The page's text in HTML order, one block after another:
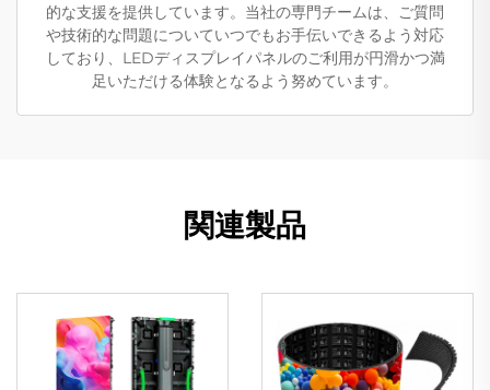
的な支援を提供しています。当社の専門チームは、ご質問
や技術的な問題についていつでもお手伝いできるよう対応
しており、LEDディスプレイパネルのご利用が円滑かつ満
足いただける体験となるよう努めています。
関連製品